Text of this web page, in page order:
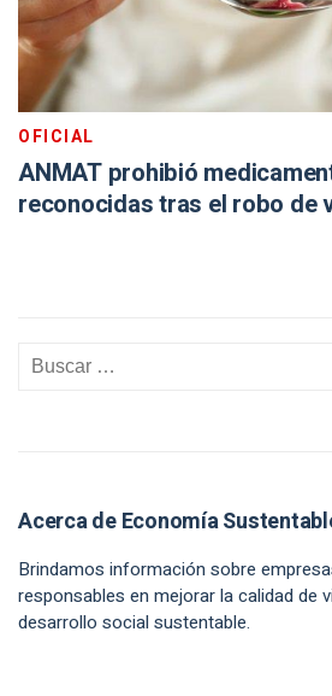
OFICIAL
ANMAT prohibió
reconocidas tras el robo de
Acerca de Economía
Brindamos información sobre
responsables en mejorar la calidad de
desarrollo social sustentable.